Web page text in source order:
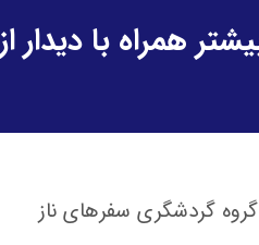
گروه گردشگری سفرهای ناز